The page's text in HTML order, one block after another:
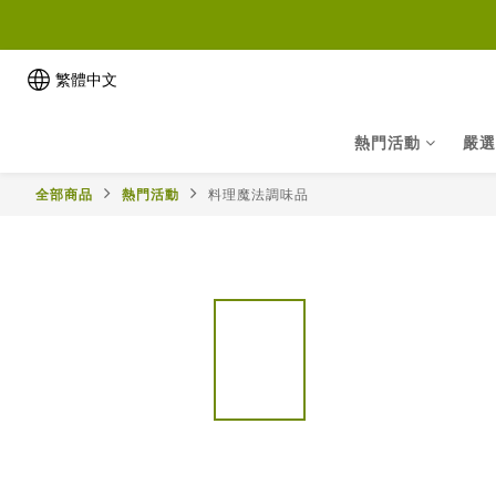
繁體中文
熱門活動 嚴
全部商品 熱門活動 料理魔法調味品